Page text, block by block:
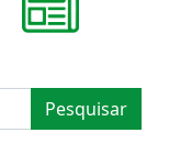
Pesquisar